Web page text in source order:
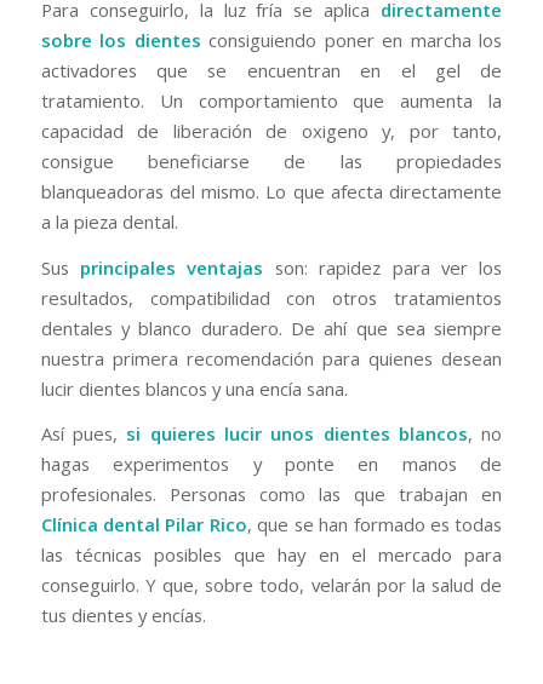
Para conseguirlo, la luz fría se aplica directamente
sobre los dientes consiguiendo poner en marcha los
activadores que se encuentran en el gel de
tratamiento. Un comportamiento que aumenta la
capacidad de liberación de oxigeno y, por tanto,
consigue beneficiarse de las propiedades
blanqueadoras del mismo. Lo que afecta directamente
a la pieza dental.
Sus principales ventajas son: rapidez para ver los
resultados, compatibilidad con otros tratamientos
dentales y blanco duradero. De ahí que sea siempre
nuestra primera recomendación para quienes desean
lucir dientes blancos y una encía sana.
Así pues, si quieres lucir unos dientes blancos, no
hagas experimentos y ponte en manos de
profesionales. Personas como las que trabajan en
Clínica dental Pilar Rico, que se han formado es todas
las técnicas posibles que hay en el mercado para
conseguirlo. Y que, sobre todo, velarán por la salud de
tus dientes y encías.